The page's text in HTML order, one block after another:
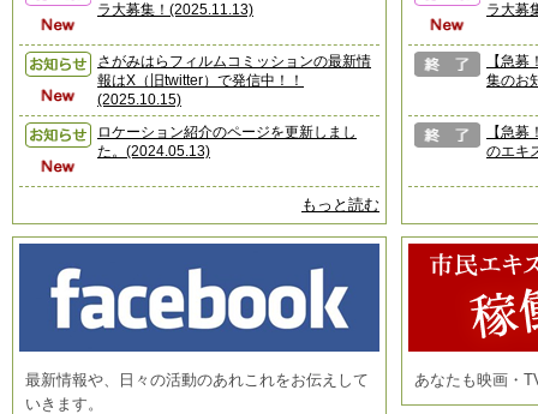
ラ大募集！(2025.11.13)
さがみはらフィルムコミッションの最新情
報はX（旧twitter）で発信中！！
(2025.10.15)
ロケーション紹介のページを更新しまし
た。(2024.05.13)
もっと読む
ラ大募
【急
集のお
【急
のエキ
最新情報や、日々の活動のあれこれをお伝えして
いきます。
あなたも映画・